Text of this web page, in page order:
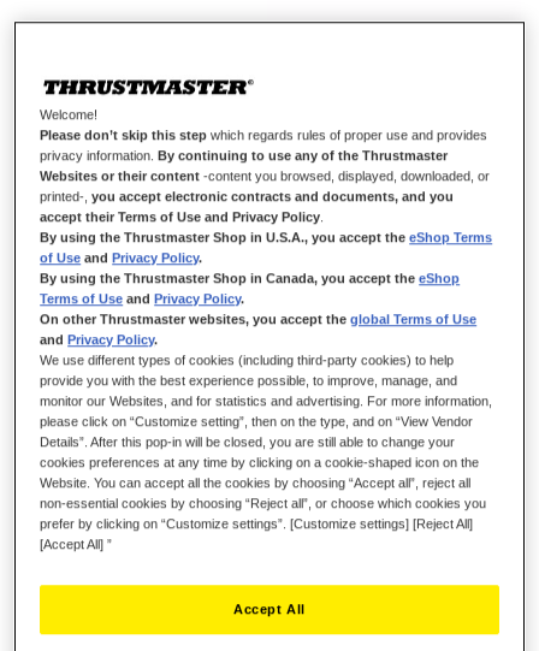
T3PA REFRESH KIT
NICHT LIEFERBAR
Auffrischungskit für das T3PA
Auffrischungskit für das Pedalset T3PA.
Dieses Kit enthält mehrere Elemente, die es Ihnen ermöglichen,
die Originalelemente des T3PA-Pedalsets zu ersetzen und die
Lebensdauer Ihres Thrustmaster-Geräts zu verlängern.
VERPACKUNGSINHALT
1 x Hauptkabel für das T3PA
1 x Bremspedalfeder für das T3PA
1 x Kupplungspedalfeder für das T3PA
Anleitungsblatt, Garantieinformationen
Welcome!
Please don’t skip this step which regards rules of proper use and provides
privacy information. By continuing to use any of the Thrustmaster
Websites or their content -content you browsed, displayed, downloaded, or
printed-,you accept electronic contracts and documents, and you
accept their Terms of Use and Privacy Policy
By using the Thrustmaster Shop in U.S.A., you accept theeShop Terms
of Use and Privacy Policy.
By using the Thrustmaster Shop in Canada, you accept theeShop
Terms of Use and Privacy Policy.
On other Thrustmaster websites, you accept theglobal Terms of Use
and Privacy Policy.
We use different types of cookies (including third-party cookies) to help
provide you with the best experience possible, to improve, manage, and
monitor our Websites, and for statistics and advertising. For more information,
please click on “Customize setting”, then on the type, and on “View Vendor
Details”. After this pop-in will be closed, you are still able to change your
cookies preferences at any time by clicking on a cookie-shaped icon on the
Website. You can accept all the cookies by choosing “Accept all”, reject all
non-essential cookies by choosing “Reject all”, or choose which cookies you
prefer by clicking on “Customize settings”. [Customize settings] [Reject All]
[Accept All] ”
Accept All